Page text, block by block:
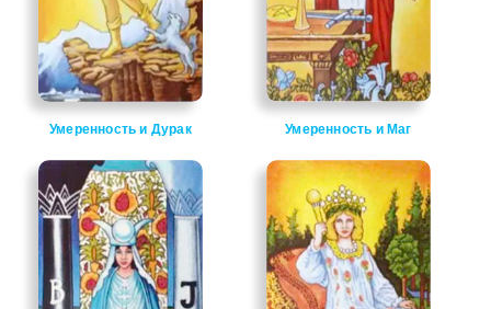
Умеренность и Дурак Умеренность и Маг